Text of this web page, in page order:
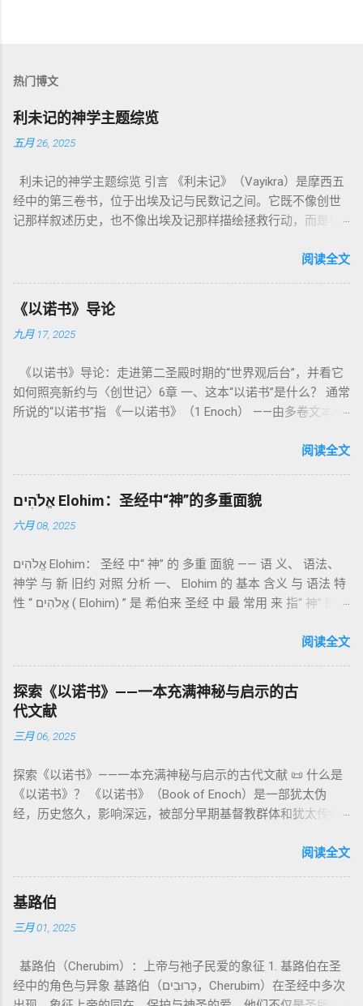
热门博文
利未记的神学主题综览
五月 26, 2025
利未记的神学主题综览 引言 《利未记》（Vayikra）是摩西五
经中的第三卷书，位于出埃及记与民数记之间。它既不像创世
记那样叙述历史，也不像出埃及记那样描绘拯救行动，而是将
内容看似仪式化，《利未记》却揭示了 神的临在如何规范人类
为我耶和华你们的神是圣洁的。”（利未记19:2） 这节经文构成
整卷书的中心神学。希伯来文“קָדוֹשׁ”（kadosh）不仅意味着道
德上的圣洁，更意味着“分别出来”、“归属于神”。 《利未记》教
中活出“圣洁”。圣洁不仅是内心态度，更是生活方式。 二、献
祭制度：与神相交的通道 前七章详细描述五种祭： 燔祭
（olah）：全然献上，象征奉献与赎罪； 素祭 （minchah）：
团契的象征； 赎罪祭 （chatat）：针对无意之罪的遮盖； 赎愆
祭 （asham）：针对特定罪行的赔偿与赎回。 这些制度不是单
纯宗教仪式，而是 神提供给罪人恢复关系的方式 。 希伯来文
祂的子民得洁净并维系同在。 三、祭司制度与敬拜秩序 亚伦与
记》强调他们的洁净、服饰、行为都必须与神的圣洁相称。 祭
司是 圣所的看守者、律法的教导者与百姓的代求者 。他们的失
败（如拿答与亚比户擅献凡火）立刻带来神的审判（利10
限 第11–15章讲述关于食物、疾病（如大麻风）、体液等“洁净
与不洁”的律例。其目的不是为了迷信或隔离，而是建立 圣洁与
秩序感 ，帮助以色列人活在神的同在中。 “洁净”不是等同于“无
罪”，而是不妨碍与神交往的状态。圣所是神居住之地，进入必
16章描述每年一次的“赎罪日”（Yom Kippur），大祭司进入至
圣所，用血为圣所与百姓遮罪。 这是整卷《利未记》的神学中
心： 神愿意居住在人中间； 罪必须被遮盖才能维持这同在；
神主动提供遮罪之道（两个祭牲，特别是“为耶和华”的与“归于
亚撒泻勒”的）。 这预表...
阅读全文
《以诺书》导论
九月 17, 2025
《以诺书》导论：走进第二圣殿时期的“世界观后台”，并看它
如何照亮新约与〈创世记〉6章 一、这本“以诺书”是什么？ 通常
所说的“以诺书”指 《一以诺书》（1 Enoch） ——由多卷文本构
世纪），虽不在犹太/基督教主流正典之内（ 埃塞俄比亚正教
吉兹语（埃塞俄比亚语） 保存， 死海古卷 出土了多份 阿拉姆
语 残卷，另有 希腊文 片段，显示其广泛流传。 《一以诺书》
大体由五部分组成（作者与年代各异）： 《守望者之书》（1–
通婚、巨人（尼非利人）的出现，以及神对其囚禁与审判。
《比喻/相似喻之书》（37–71） ：频繁出现“ 那位人子/拣选
者/义者 ”，刻画末世审判与王权。 《天文之书》（72–82） ：
：以异象回顾以色列史并预示末世。 《以诺书信》（91–108）
：智慧训诫、“祸哉”、义人与恶人的结局等。 提示：另有《二
以诺书》（斯拉夫文）与《三以诺书》（希伯来文），属更晚
期以诺传统，不等同于《一以诺书》。 二、为什么重要？——
它是新约作者与读者共享的“语境词典” 1）新约中的直接/间接
呼应 犹大书14–15 几乎逐字引 1 Enoch 1:9（“主带着千万圣者
的“深渊囚禁”叙事共振。 彼后2:4 用“ 他他路斯 （Tartarus）”指
天使囚禁之所，贴近以诺传统语境。 福音书/启示录 中的“ 人子
来临与天使同来、坐在荣耀宝座审判列国 ”（太24–25；启1、
观 ：以诺将“巨人之灵”为游行污灵的渊源学解释，补给了新约
驱魔叙事背后的“灵界词库”（可1、路8；亦参弗6:12“执政掌
权”）。 阴间与审判意象 ：Sheol 的分区、册卷与火刑等图像，
：以诺传统对压迫者的“祸哉”，与 雅各书 对不义富者的警告
（雅5）形成呼应。 ...
阅读全文
אֱלֹהִים Elohim：圣经中“神”的多重面貌
六月 08, 2025
אֱלֹהִים Elohim： 圣经 中“ 神” 的 多重 面貌 —— 语 义、 语法、
神学 与 新 旧约 对照 分析 一、 Elohim 的 基本 含义 与 语法 特
性 “ אֱלֹהִים ( Elohim) ” 是 希伯来 圣经 中 最 常用 来 指“ 神” 的
者”。 ✦ 语法 现象： Elohim 是 一个 复数 形式 （“- im” 后
世 记 1: 1）； 在 其他 语 境 中也 可 用于 复数 意义， 如 指 多
神、 属 灵 存在、 审判 官 等； 因此， 需 借助 上下文 判断 语
义 和 神学 定位 。 二、 希伯来 圣经 中 Elohim 的 主要 用法 与
示例 分类 类型 用法 说明 示例 经文 含义 1. 真神 指 以色列 的
所 崇拜 的 神祇 出 20: 3 假 神/ 偶像（ gods） 3. 属 灵 存在
神 的 众 子、 天使、 神圣 议会 成员 诗 82: 1, 申 32: 8– 9
神圣 存在（ divine beings） 4. 法官 被 委托 施行 神 审判者 出
权 代表 受托 执行 神 旨意 的 人（ 如 摩西） 出 7: 1 神 的 代言
人（ divine proxy） 6. 强调 威严 复数 形式 强调 尊贵 超自然 的
显现 撒 上 28: 13 灵界 显现 或 尊称（ majestic plural） 三、
每一 类 的 代表 经文 解读 1. 真神 的 独 一 性（ 创世 记 1: 1） “
בְּרֵאשִׁית בָּרָא אֱלֹהִים...” “ 起初， 神（ Elohim） 创造 天地。” 尽
语法 结构 显示 这 是在 强调 一位 ...
阅读全文
探索《以诺书》——一本充满神秘与启示的古
代文献
三月 06, 2025
探索《以诺书》——一本充满神秘与启示的古代文献 📜 什么是
《以诺书》？ 《以诺书》（Book of Enoch）是一部犹太伪
经，历史悠久，影响深远，被部分早期基督教群体和犹太传统
的曾祖父——的名义写成，包含大量关于天使、堕落、审判和弥
行，神将他取去，他就不在世了。” 这一神秘的记载激发了后世
关于以诺与神的关系、天国奥秘的丰富想象。《以诺书》便是
这种想象的结晶。 📖《以诺书》的主要内容 《以诺书》并非一
之书》（1 Enoch 1-36） 讲述堕落天使（守望者，Watchers）
如何违背神的命令，与人类女子结合，生下巨人（Nephilim）。
阅读全文
基路伯
三月 01, 2025
基路伯（Cherubim）：上帝与祂子民爱的象征 1. 基路伯在圣
经中的角色与异象 基路伯（כְּרוּבִים，Cherubim）在圣经中多次